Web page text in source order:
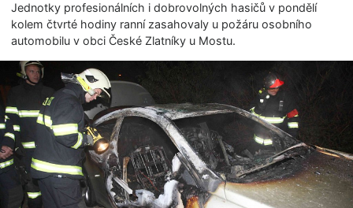
Jednotky profesionálních i dobrovolných hasičů v pondělí
kolem čtvrté hodiny ranní zasahovaly u požáru osobního
automobilu v obci České Zlatníky u Mostu.